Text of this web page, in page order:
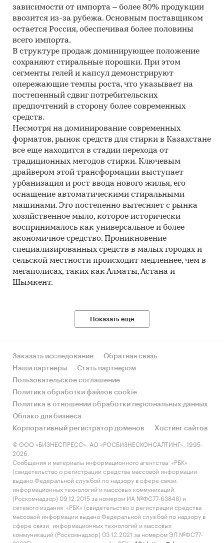
зависимости от импорта – более 80% продукции
ввозится из-за рубежа. Основным поставщиком
остается Россия, обеспечивая более половины
всего импорта.
В структуре продаж доминирующее положение
сохраняют стиральные порошки. При этом
сегменты гелей и капсул демонстрируют
опережающие темпы роста, что указывает на
постепенный сдвиг потребительских
предпочтений в сторону более современных
средств.
Несмотря на доминирование современных
форматов, рынок средств для стирки в Казахстане
все еще находится в стадии перехода от
традиционных методов стирки. Ключевым
драйвером этой трансформации выступает
урбанизация и рост ввода нового жилья, его
оснащение автоматическими стиральными
машинами. Это постепенно вытесняет с рынка
хозяйственное мыло, которое исторически
воспринималось как универсальное и более
экономичное средство. Проникновение
специализированных средств в малых городах и
сельской местности происходит медленнее, чем в
мегаполисах, таких как Алматы, Астана и
Шымкент.
Показать еще
Заказать исследование
Обратная связь
Наши партнеры
Стать партнером
Пользовательское соглашение
Политика обработки файлов cookie
Политика в отношении обработки персональных данных
Облако для бизнеса
Корпоративный регистратор доменов
Хостинг сайтов
© ООО «БИЗНЕСПРЕСС», АО «РОСБИЗНЕСКОНСАЛТИНГ», 1995-
2026.
Сообщения и материалы информационного агентства «РБК»
(свидетельство о регистрации средства массовой информации
выдано Федеральной службой по надзору в сфере связи,
информационных технологий и массовых коммуникаций
(Роскомнадзор) 09.12.2015 за номером ИА №ФС77-63848) и
сетевого издания «РБК» (свидетельство о регистрации средства
массовой информации выдано Федеральной службой по надзору в
сфере связи, информационных технологий и массовых
коммуникаций (Роскомнадзор) 03.12.2021 за номером ЭЛ №ФС77-